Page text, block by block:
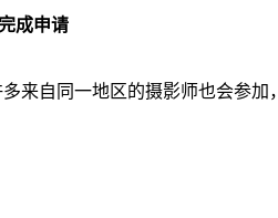
成申请
来自同一地区的摄影师也会参加